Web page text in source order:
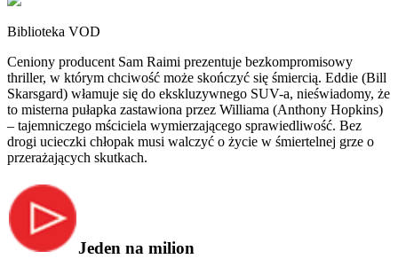
Biblioteka VOD
Ceniony producent Sam Raimi prezentuje bezkompromisowy
thriller, w którym chciwość może skończyć się śmiercią. Eddie (Bill
Skarsgard) włamuje się do ekskluzywnego SUV-a, nieświadomy, że
to misterna pułapka zastawiona przez Williama (Anthony Hopkins)
– tajemniczego mściciela wymierzającego sprawiedliwość. Bez
drogi ucieczki chłopak musi walczyć o życie w śmiertelnej grze o
przerażających skutkach.
Jeden na milion